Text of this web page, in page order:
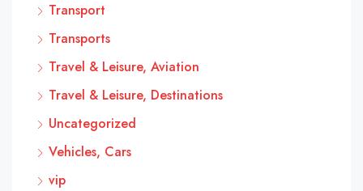
Transport
Transports
Travel & Leisure, Aviation
Travel & Leisure, Destinations
Uncategorized
Vehicles, Cars
vip